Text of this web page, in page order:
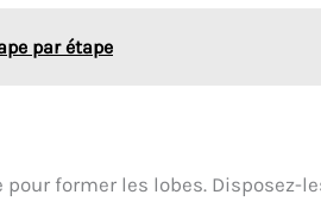
par étape
former les lobes. Disposez-